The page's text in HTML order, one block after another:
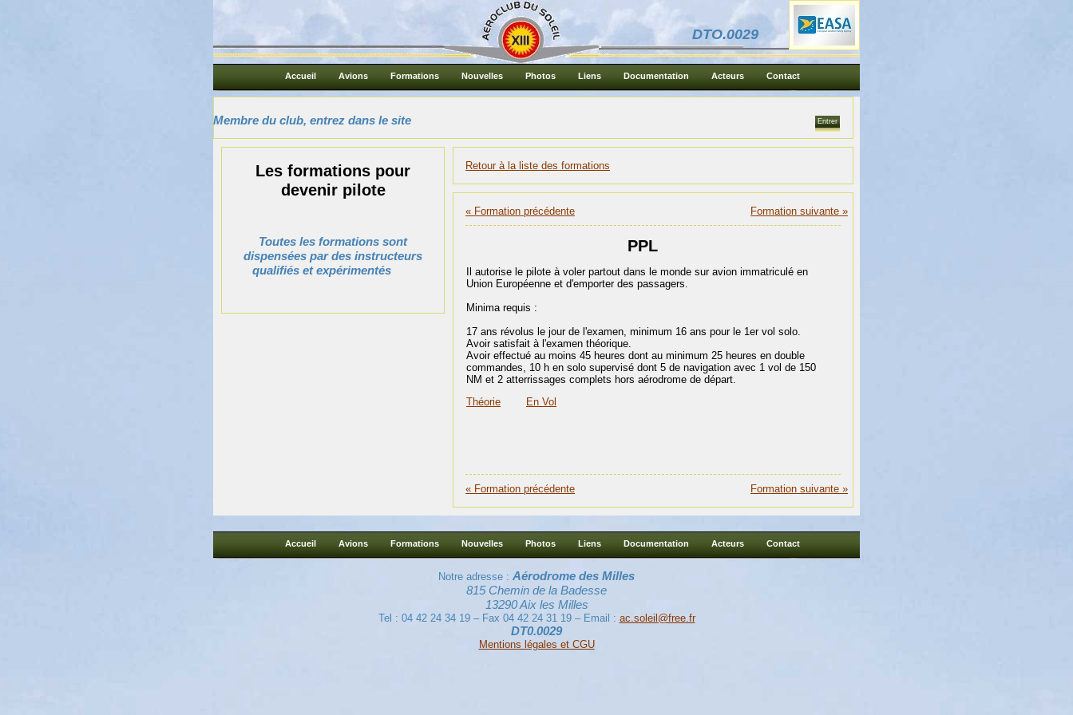
DTO.0029
Accueil Avions Formations Nouvelles Photos Liens Documentation Acteurs Contact
Membre du club, entrez dans le site
Les formations pour
devenir pilote
Toutes les formations sont
dispensées par des instructeurs
qualifiés et expérimentés
Retour à la liste des formations
Formation suivante »
« Formation précédente
PPL
Il autorise le pilote à voler partout dans le monde sur avion immatriculé en
Union Européenne et d'emporter des passagers.
Minima requis :
17 ans révolus le jour de l'examen, minimum 16 ans pour le 1er vol solo.
Avoir satisfait à l'examen théorique.
Avoir effectué au moins 45 heures dont au minimum 25 heures en double
commandes, 10 h en solo supervisé dont 5 de navigation avec 1 vol de 150
NM et 2 atterrissages complets hors aérodrome de départ.
Théorie
En Vol
Formation suivante »
« Formation précédente
Accueil Avions Formations Nouvelles Photos Liens Documentation Acteurs Contact
Notre adresse : Aérodrome des Milles
815 Chemin de la Badesse
13290 Aix les Milles
Tel : 04 42 24 34 19 – Fax 04 42 24 31 19 – Email : ac.soleil@free.fr
DT0.0029
Mentions légales et CGU